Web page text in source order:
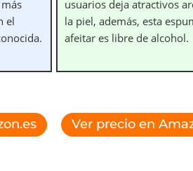
el
usuarios deja atractivos
la piel, además, esta
afeitar es libre de alcohol.
Ver precio en